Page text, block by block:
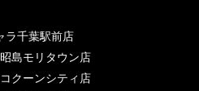
ラ千葉駅前店
島モリタウン店
クーンシティ店